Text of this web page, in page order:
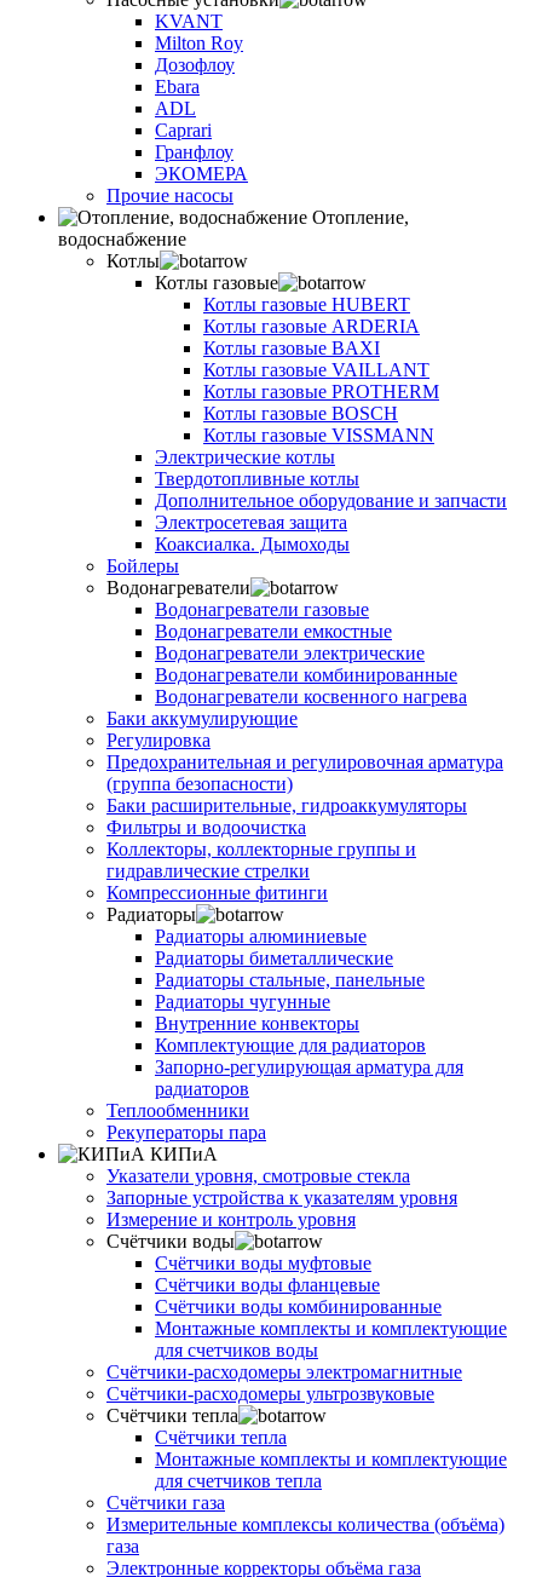
KVANT
Milton Roy
Дозофлоу
Ebara
ADL
Caprari
Гранфлоу
ЭКОМЕРА
Прочие насосы
Отопление,
водоснабжение
Котлы
Котлы газовые
Котлы газовые HUBERT
Котлы газовые ARDERIA
Котлы газовые BAXI
Котлы газовые VAILLANT
Котлы газовые PROTHERM
Котлы газовые BOSCH
Котлы газовые VISSMANN
Электрические котлы
Твердотопливные котлы
Дополнительное оборудование и запчасти
Электросетевая защита
Коаксиалка. Дымоходы
Бойлеры
Водонагреватели
Водонагреватели газовые
Водонагреватели емкостные
Водонагреватели электрические
Водонагреватели комбинированные
Водонагреватели косвенного нагрева
Баки аккумулирующие
Регулировка
Предохранительная и регулировочная арматура
(группа безопасности)
Баки расширительные, гидроаккумуляторы
Фильтры и водоочистка
Коллекторы, коллекторные группы и
гидравлические стрелки
Компрессионные фитинги
Радиаторы
Радиаторы алюминиевые
Радиаторы биметаллические
Радиаторы стальные, панельные
Радиаторы чугунные
Внутренние конвекторы
Комплектующие для радиаторов
Запорно-регулирующая арматура для
радиаторов
Теплообменники
Рекуператоры пара
КИПиА
Указатели уровня, смотровые стекла
Запорные устройства к указателям уровня
Измерение и контроль уровня
Счётчики воды
Счётчики воды муфтовые
Счётчики воды фланцевые
Счётчики воды комбинированные
Монтажные комплекты и комплектующие
для счетчиков воды
Счётчики-расходомеры электромагнитные
Счётчики-расходомеры ультрозвуковые
Счётчики тепла
Счётчики тепла
Монтажные комплекты и комплектующие
для счетчиков тепла
Счётчики газа
Измерительные комплексы количества (объёма)
газа
Электронные корректоры объёма газа